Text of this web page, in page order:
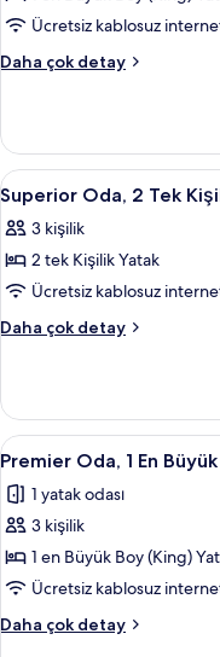
detay
Büyük
(King)
(Super)
için
tüm
fotoğrafları
görün
Ücretsiz kablosuz
Daha çok detay
Superior
Büyük
(King)
Boy
Yatak
(Super)
hakkında
fazla
detay
Superior
Oda,
2
Tek
Kişilik
Yatak
fotoğrafları
görün
1
Superior Oda, 2 Tek
3 kişilik
2 tek Kişilik Yatak
Ücretsiz kablosuz
Daha çok detay
Superior
Kişilik
Yatak
hakkında
fazla
detay
Premier
Oda,
En
Büyük
(King)
Boy
Yatak
3
Premier Oda, 1 En
1 yatak odası
3 kişilik
1 en Büyük Boy (King)
Ücretsiz kablosuz
Daha çok detay
Premier